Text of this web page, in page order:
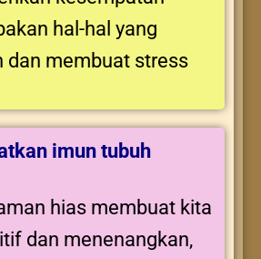
hal-hal yang
dan membuat stress
imun tubuh
hias membuat kita
dan menenangkan,